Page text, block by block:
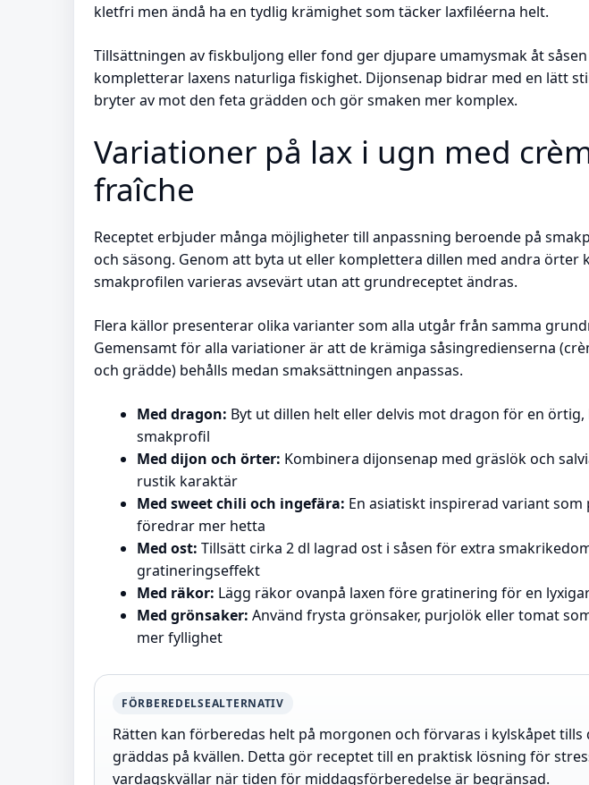
kletfri men ändå ha en tydlig krämighet som täcker laxfiléerna helt.
Tillsättningen av fiskbuljong eller fond ger djupare umamysmak åt
kompletterar laxens naturliga fiskighet. Dijonsenap bidrar med en lätt
bryter av mot den feta grädden och gör smaken mer komplex.
Variationer på lax i ugn med
fraîche
Receptet erbjuder många möjligheter till anpassning beroende på
och säsong. Genom att byta ut eller komplettera dillen med andra örter
smakprofilen varieras avsevärt utan att grundreceptet ändras.
Flera källor presenterar olika varianter som alla utgår från samma
Gemensamt för alla variationer är att de krämiga såsingredienserna
och grädde) behålls medan smaksättningen anpassas.
Med dragon: Byt ut dillen helt eller delvis mot dragon för en
smakprofil
Med dijon och örter: Kombinera dijonsenap med gräslök och
rustik karaktär
Med sweet chili och ingefära: En asiatiskt inspirerad variant som
föredrar mer hetta
Med ost: Tillsätt cirka 2 dl lagrad ost i såsen för extra
gratineringseffekt
Med räkor: Lägg räkor ovanpå laxen före gratinering för en
Med grönsaker: Använd frysta grönsaker, purjolök eller tomat
mer fyllighet
FÖRBEREDELSEALTERNATIV
Rätten kan förberedas helt på morgonen och förvaras i kylskåpet tills
gräddas på kvällen. Detta gör receptet till en praktisk lösning för
vardagskvällar när tiden för middagsförberedelse är begränsad.